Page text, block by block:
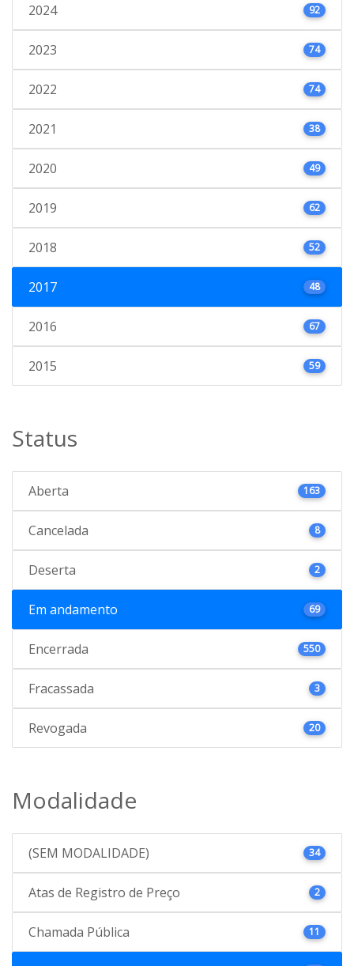
2024 92
2023 74
2022 74
2021 38
2020 49
2019 62
2018 52
2017 48
2016 67
2015 59
Status
Aberta 163
Cancelada 8
Deserta 2
Em andamento 69
Encerrada 550
Fracassada 3
Revogada 20
Modalidade
(SEM MODALIDADE) 34
Atas de Registro de Preço 2
Chamada Pública 11